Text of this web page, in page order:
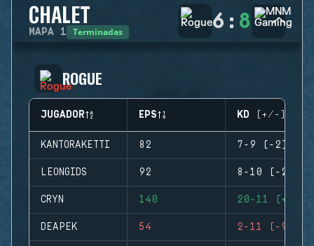
CHALET
MAPA 1 Terminadas 6 : 8
ROGUE
JUGADOR EPS KD (+/-)
KANTORAKETTI 82 7-9 (-2)
LEONGIDS 92 8-10 (-2)
CRYN 140 20-11 (+9)
DEAPEK 54 2-11 (-9)